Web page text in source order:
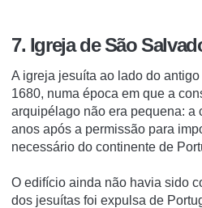
7. Igreja de São
A igreja jesuíta ao lado do
1680, numa época em que a
arquipélago não era pequena: a
anos após a permissão para
necessário do continente de
O edifício ainda não havia sido
dos jesuítas foi expulsa de